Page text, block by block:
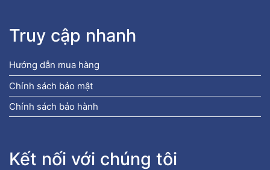
Truy cập nhanh
Hướng dẫn mua hàng
Chính sách bảo mật
Chính sách bảo hành
Kết nối với chúng tôi